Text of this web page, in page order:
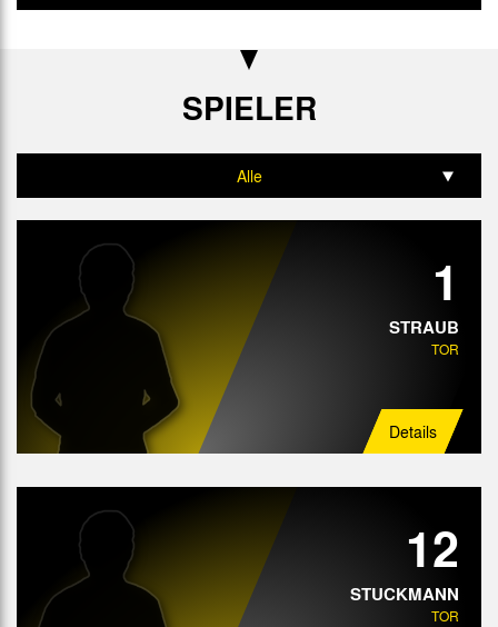
Statistik
SPIELER
Alle
Tor
Mittelfeld
Angriff
1
STRAUB
TOR
Details
12
STUCKMANN
TOR